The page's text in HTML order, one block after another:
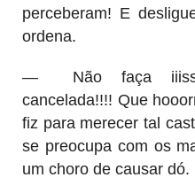
perceberam! E
ordena.
—
Não faça
cancelada!!!! Que
fiz para merecer tal
se preocupa com os
um choro de causar dó.